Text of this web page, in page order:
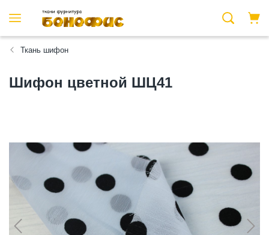
Ткань шифон
Шифон цветной ШЦ41